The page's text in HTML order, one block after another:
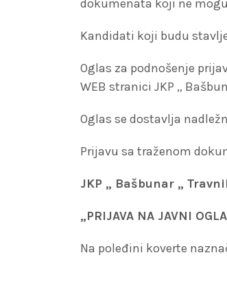
dokumenata koji ne
Kandidati koji budu
Oglas za podnošenje
WEB stranici JKP „
Oglas se dostavlja
Prijavu sa traženom
JKP „ Bašbunar „
„PRIJAVA NA JAVNI
Na poleđini koverte
mr.sci.